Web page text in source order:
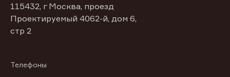
115432, г Москва, проезд
Проектируемый 4062-й, дом 6,
стр 2
Телефоны